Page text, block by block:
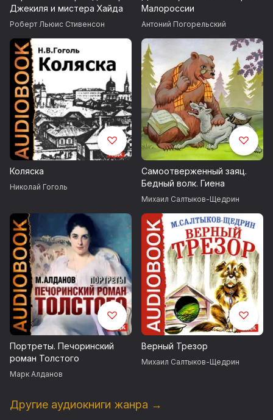
Джекиля и мистера Хайда
Роберт Льюис Стивенсон
Малороссии
Антоний Погорельский
Коляска
Николай Гоголь
Самоотверженный заяц.
Бедный волк. Гиена
Михаил Салтыков-Щедрин
Портреты. Печоринский
роман Толстого
Марк Алданов
Верный Трезор
Михаил Салтыков-Щедрин
Другие аудиокниги жанра →